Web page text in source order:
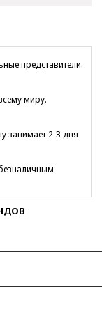
представители.
миру.
занимает 2-3 дня